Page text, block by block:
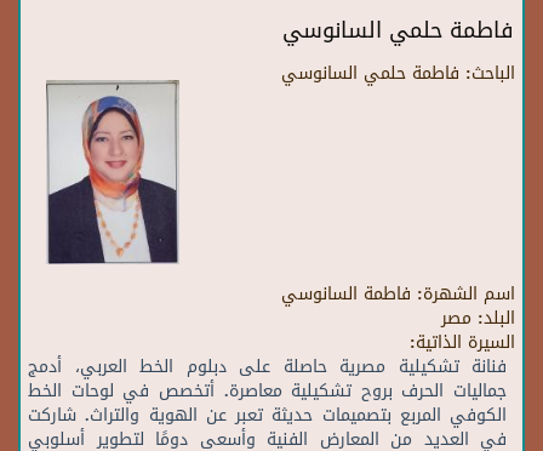
فاطمة حلمي السانوسي
الباحث: فاطمة حلمي السانوسي
اسم الشهرة: فاطمة السانوسي
البلد: مصر
السيرة الذاتية:
فنانة تشكيلية مصرية حاصلة على دبلوم الخط العربي، أدمج
جماليات الحرف بروح تشكيلية معاصرة. أتخصص في لوحات الخط
الكوفي المربع بتصميمات حديثة تعبر عن الهوية والتراث. شاركت
في العديد من المعارض الفنية وأسعى دومًا لتطوير أسلوبي